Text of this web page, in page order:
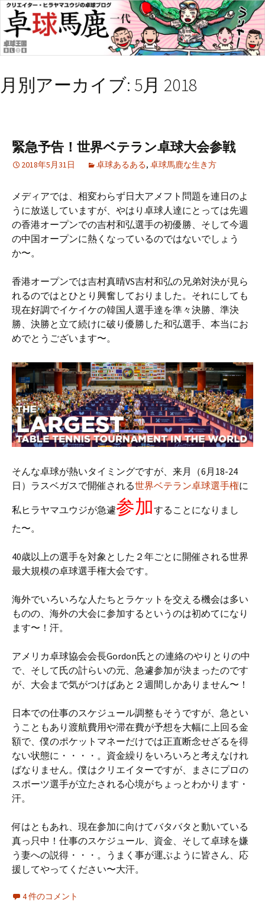
月別アーカイブ: 5月 2018
緊急予告！世界ベテラン卓球大会参戦
2018年5月31日 卓球あるある, 卓球馬鹿な生き方
メディアでは、相変わらず日大アメフト問題を連日のよ
うに放送していますが、やはり卓球人達にとっては先週
の香港オープンでの吉村和弘選手の初優勝、そして今週
の中国オープンに熱くなっているのではないでしょう
か〜。
香港オープンでは吉村真晴VS吉村和弘の兄弟対決が見ら
れるのではとひとり興奮しておりました。それにしても
現在好調でイケイケの韓国人選手達を準々決勝、準決
勝、決勝と立て続けに破り優勝した和弘選手、本当にお
めでとうございます〜。
そんな卓球が熱いタイミングですが、来月（6月18-24
日）ラスベガスで開催される世界ベテラン卓球選手権に
私ヒラヤマユウジが急遽参加することになりまし
た〜。
40歳以上の選手を対象とした２年ごとに開催される世界
最大規模の卓球選手権大会です。
海外でいろいろな人たちとラケットを交える機会は多い
ものの、海外の大会に参加するというのは初めてになり
ます〜！汗。
アメリカ卓球協会会長Gordon氏との連絡のやりとりの中
で、そして氏の計らいの元、急遽参加が決まったのです
が、大会まで気がつけばあと２週間しかありません〜！
日本での仕事のスケジュール調整もそうですが、急とい
うこともあり渡航費用や滞在費が予想を大幅に上回る金
額で、僕のポケットマネーだけでは正直断念せざるを得
ない状態に・・・・。資金繰りをいろいろと考えなけれ
ばなりません。僕はクリエイターですが、まさにプロの
スポーツ選手が立たされる心境がちょっとわかります・
汗。
何はともあれ、現在参加に向けてバタバタと動いている
真っ只中！仕事のスケジュール、資金、そして卓球を嫌
う妻への説得・・・。うまく事が運ぶように皆さん、応
援してやってください〜大汗。
4 件のコメント